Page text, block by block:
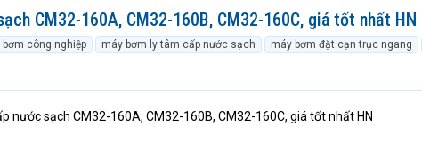
CM32-160A, CM32-160B, CM32-160C, giá tốt nhất HN
bơm công nghiệp máy bơm ly tâm cấp nước sạch máy bơm đặt cạn trục ngang
nước sạch CM32-160A, CM32-160B, CM32-160C, giá tốt nhất HN